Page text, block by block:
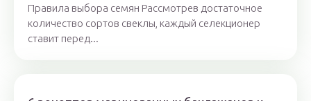
Правила выбора семян Рассмотрев достаточное
количество сортов свеклы, каждый селекционер
ставит перед...